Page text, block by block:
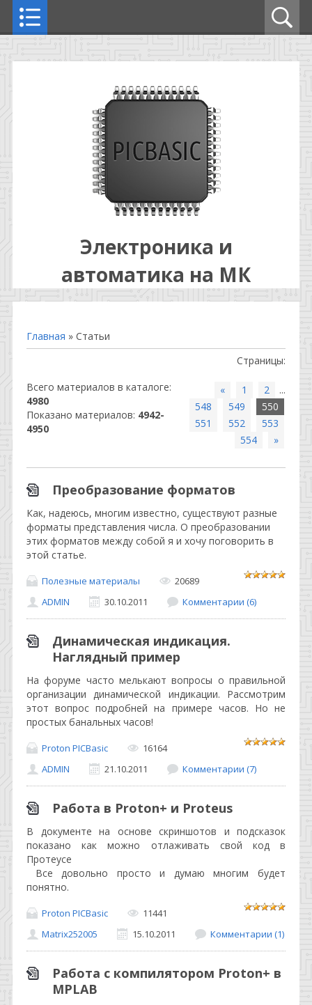
Электроника и
автоматика на МК
Главная » Статьи
Всего материалов в каталоге:
4980
Показано материалов: 4942-
4950
Страницы:
« 1 2
...
548
549
550
551
552
553
554
»
Преобразование форматов
Как, надеюсь, многим известно, существуют разные
форматы представления числа. О преобразовании
этих форматов между собой я и хочу поговорить в
этой статье.
Полезные материалы
20689
ADMIN
30.10.2011 Комментарии (6)
Динамическая индикация.
Наглядный пример
На форуме часто мелькают вопросы о правильной
организации динамической индикации. Рассмотрим
этот вопрос подробней на примере часов. Но не
простых банальных часов!
Proton PICBasic
16164
ADMIN
21.10.2011 Комментарии (7)
Работа в Proton+ и Proteus
В документе на основе скриншотов и подсказок
показано как можно отлаживать свой код в
Протеусе
Все довольно просто и думаю многим будет
понятно.
Proton PICBasic
11441
Matrix252005
15.10.2011 Комментарии (1)
Работа с компилятором Proton+ в
MPLAB